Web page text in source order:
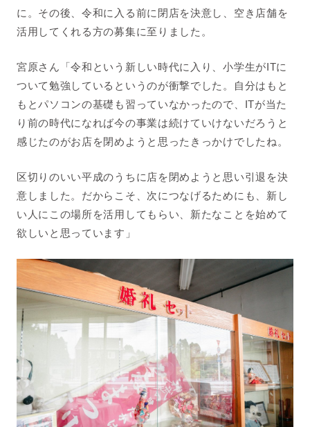
に。その後、令和に入る前に閉店を決意し、空き店舗を
活用してくれる方の募集に至りました。
宮原さん「令和という新しい時代に入り、小学生がITに
ついて勉強しているというのが衝撃でした。自分はもと
もとパソコンの基礎も習っていなかったので、ITが当た
り前の時代になれば今の事業は続けていけないだろうと
感じたのがお店を閉めようと思ったきっかけでしたね。
区切りのいい平成のうちに店を閉めようと思い引退を決
意しました。だからこそ、次につなげるためにも、新し
い人にこの場所を活用してもらい、新たなことを始めて
欲しいと思っています 」